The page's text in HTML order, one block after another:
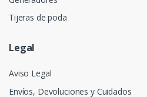
Tijeras de poda
Legal
Aviso Legal
Envíos, Devoluciones y Cuidados